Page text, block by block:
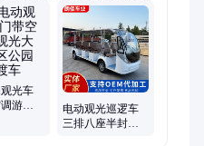
光车
游览
电动观光巡逻车
三排八座半封闭